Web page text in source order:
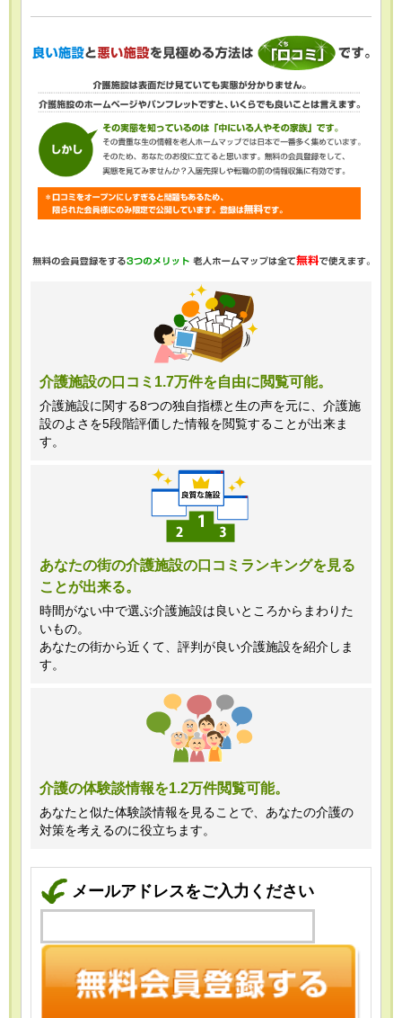
・当個人情報の利用目的の通知、開示、
内容の訂正・追加または削除、利用の停
止・消去および第三者への提供の停止
（「開示等」といいます。）を受け付け
ております。開示等の求めは、以下の
「個人情報苦情及び相談窓口」で受け付
けます。
最適なご回答ができない場合がありま
・当ホームページではご利用状況の統計
調査のためクッキー等を用いております
が、これによる個人情報の取得、利用は
行っておりません。
株式会社クリエイターズネクスト個人情
報保護管理者 窪田望
TEL:0120-21-7070
（受付時間 10時～19時 土日祝日除
く・営業のお電話はお断りいたします）
介護施設の口コミ1.7万件を自由に閲覧可能。
介護施設に関する8つの独自指標と生の声を元に、介護施
設のよさを5段階評価した情報を閲覧することが出来ま
す。
あなたの街の介護施設の口コミランキングを見る
ことが出来る。
時間がない中で選ぶ介護施設は良いところからまわりた
いもの。
あなたの街から近くて、評判が良い介護施設を紹介しま
す。
介護の体験談情報を1.2万件閲覧可能。
あなたと似た体験談情報を見ることで、あなたの介護の
対策を考えるのに役立ちます。
メールアドレスをご入力ください